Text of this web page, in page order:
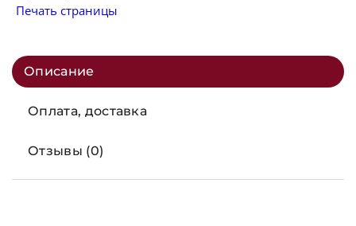
Печать страницы
Описание
Оплата, доставка
Отзывы (0)